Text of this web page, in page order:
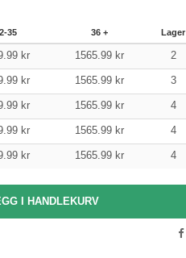
35 36 + Lager
kr 1565.99 kr 2
kr 1565.99 kr 3
kr 1565.99 kr 4
kr 1565.99 kr 4
kr 1565.99 kr 4